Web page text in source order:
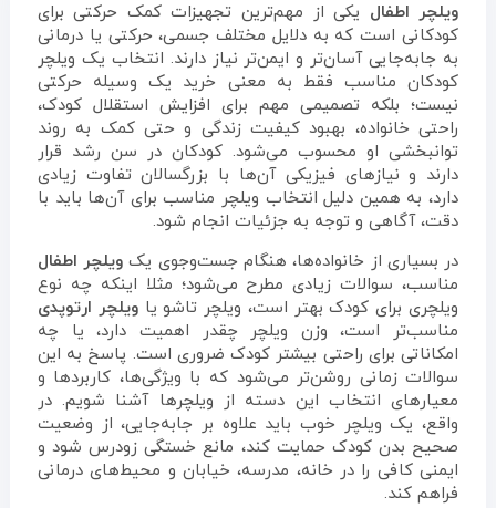
ویلچر اطفال یکی از مهم‌ترین تجهیزات کمک حرکتی برای
کودکانی است که به دلایل مختلف جسمی، حرکتی یا درمانی
به جابه‌جایی آسان‌تر و ایمن‌تر نیاز دارند. انتخاب یک ویلچر
کودکان مناسب فقط به معنی خرید یک وسیله حرکتی
نیست؛ بلکه تصمیمی مهم برای افزایش استقلال کودک،
راحتی خانواده، بهبود کیفیت زندگی و حتی کمک به روند
توانبخشی او محسوب می‌شود. کودکان در سن رشد قرار
دارند و نیازهای فیزیکی آن‌ها با بزرگسالان تفاوت زیادی
دارد، به همین دلیل انتخاب ویلچر مناسب برای آن‌ها باید با
دقت، آگاهی و توجه به جزئیات انجام شود.
در بسیاری از خانواده‌ها، هنگام جست‌وجوی یک ویلچر اطفال
مناسب، سوالات زیادی مطرح می‌شود؛ مثلا اینکه چه نوع
ویلچری برای کودک بهتر است، ویلچر تاشو یاویلچر ارتوپدی
مناسب‌تر است، وزن ویلچر چقدر اهمیت دارد، یا چه
امکاناتی برای راحتی بیشتر کودک ضروری است. پاسخ به این
سوالات زمانی روشن‌تر می‌شود که با ویژگی‌ها، کاربردها و
معیارهای انتخاب این دسته از ویلچرها آشنا شویم. در
واقع، یک ویلچر خوب باید علاوه بر جابه‌جایی، از وضعیت
صحیح بدن کودک حمایت کند، مانع خستگی زودرس شود و
ایمنی کافی را در خانه، مدرسه، خیابان و محیط‌های درمانی
فراهم کند.